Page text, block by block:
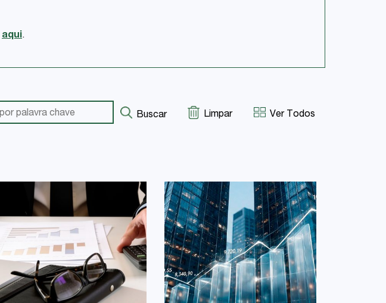
aqui.
Buscar Limpar Ver Todos